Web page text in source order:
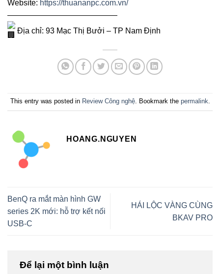
Website: https://thuananpc.com.vn/
——————————————
Địa chỉ: 93 Mạc Thị Bưởi – TP Nam Định
This entry was posted in Review Công nghệ. Bookmark the permalink.
HOANG.NGUYEN
BenQ ra mắt màn hình GW
series 2K mới: hỗ trợ kết nối
USB-C
HÁI LỘC VÀNG CÙNG
BKAV PRO
Để lại một bình luận